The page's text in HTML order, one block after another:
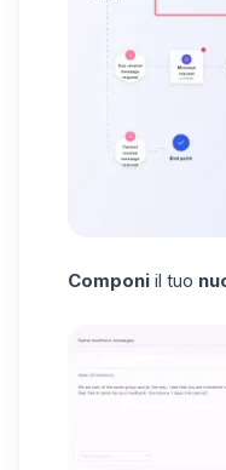
Componi il tuo